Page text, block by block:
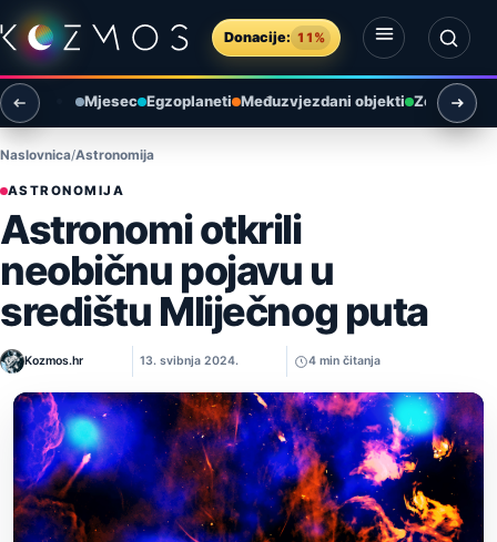
Preskoči na sadržaj
Donacije: 11%
Otvori izbornik
Otvori pretragu
Mjesec Egzoplaneti Međuzvjezdani objekti Zemlja i
Naslovnica Astronomija
ASTRONOMIJA
Astronomi otkrili
neobičnu pojavu u
središtu Mliječnog puta
Kozmos.hr 13. svibnja 2024. 4 min čitanja